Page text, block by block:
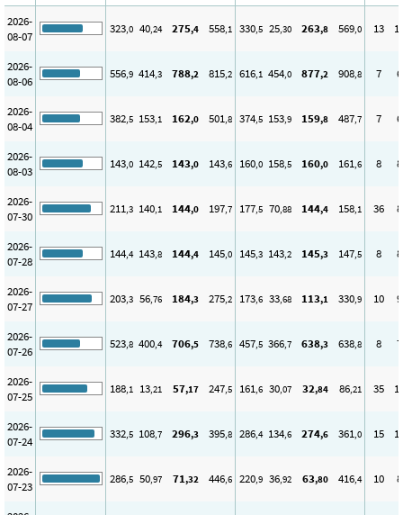
2026-
08-07
323,0 40,24 275,4 558,1 330,5 25,30 263,8 569,0 13
2026-
08-06
556,9 414,3 788,2 815,2 616,1 454,0 877,2 908,8 7 6
2026-
08-04
382,5 153,1 162,0 501,8 374,5 153,9 159,8 487,7 7 6
2026-
08-03
143,0 142,5 143,0 143,6 160,0 158,5 160,0 161,6 8 8
2026-
07-30
211,3 140,1 144,0 197,7 177,5 70,88 144,4 158,1 36 8
2026-
07-28
144,4 143,8 144,4 145,0 145,3 143,2 145,3 147,5 8 8
2026-
07-27
203,3 56,76 184,3 275,2 173,6 33,68 113,1 330,9 10 9
2026-
07-26
523,8 400,4 706,5 738,6 457,5 366,7 638,3 638,8 8 7
2026-
07-25
188,1 13,21 57,17 247,5 161,6 30,07 32,84 86,21 35
2026-
07-24
332,5 108,7 296,3 395,8 286,4 134,6 274,6 361,0 15
2026-
07-23
286,5 50,97 71,32 446,6 220,9 36,92 63,80 416,4 10 8